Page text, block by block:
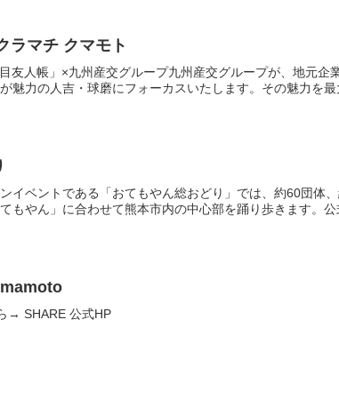
ラマチ クマモト
友人帳」×九州産交グループ九州産交グループが、地元
魅力の人吉・球磨にフォーカスいたします。その魅力を最
ンイベントである「おてもやん総おどり」では、約60団
もやん」に合わせて熊本市内の中心部を踊り歩きます。公
→ SHARE 公式HP